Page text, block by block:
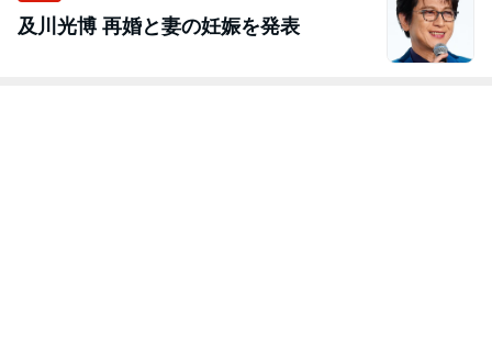
及川光博 再婚と妻の妊娠を発表